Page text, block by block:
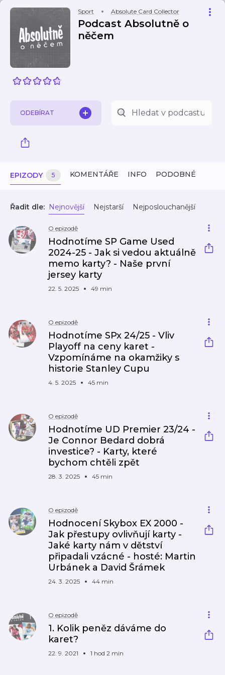
Sport Absolute Card Collector
Podcast Absolutně o
něčem
ODEBÍRAT
EPIZODY 5 KOMENTÁŘE INFO PODOBNÉ
Řadit dle: Nejnovější Nejstarší Nejposlouchanější
O epizodě
Hodnotíme SP Game Used
2024-25 - Jak si vedou aktuálně
memo karty? - Naše první
jersey karty
22. 5. 2025 49 min
O epizodě
Hodnotíme SPx 24/25 - Vliv
Playoff na ceny karet -
Vzpomínáme na okamžiky s
historie Stanley Cupu
4. 5. 2025 45 min
O epizodě
Hodnotíme UD Premier 23/24 -
Je Connor Bedard dobrá
investice? - Karty, které
bychom chtěli zpět
28. 3. 2025 45 min
O epizodě
Hodnocení Skybox EX 2000 -
Jak přestupy ovlivňují karty -
Jaké karty nám v dětství
připadali vzácné - hosté: Martin
Urbánek a David Šrámek
24. 3. 2025 44 min
O epizodě
1. Kolik peněz dáváme do
karet?
22. 9. 2021 1 hod 2 min